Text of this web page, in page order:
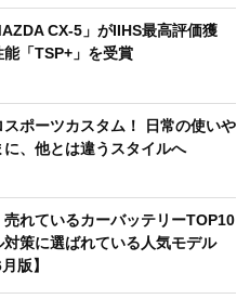
CX-5」がIIHS最高評価獲
「TSP+」を受賞
スポーツカスタム！ 日常の使いや
、他とは違うスタイルへ
売れているカーバッテリーTOP10
対策に選ばれている人気モデル
版】